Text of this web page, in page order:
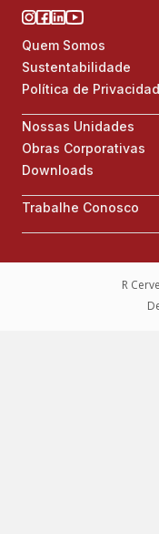
Quem Somos
Sustentabilidade
Política de
Nossas Unidades
Obras Corporativas
Downloads
Trabalhe Conosco
R